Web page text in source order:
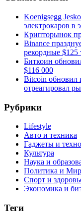
Koenigsegg
электрокаров в
Крипторынок
Binance
рекордные $125
Биткоин
$116 000
Bitcoin обновил
отреагировал
Рубрики
Lifestyle
Авто и техника
Гаджеты и
Культура
Наука и
Политика и Мир
Спорт и
Экономика и
Теги